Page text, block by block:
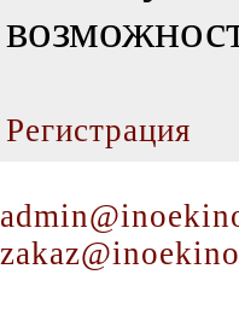
Регистрация